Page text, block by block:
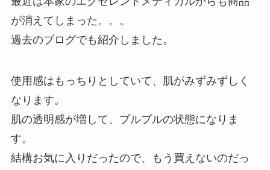
が消えてしまった。。。
過去のブログでも紹介しました。
使用感はもっちりとしていて、肌がみずみずしく
なります。
肌の透明感が増して、プルプルの状態になりま
す。
結構お気に入りだったので、もう買えないのだっ